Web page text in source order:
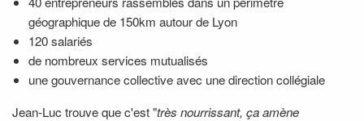
géographique de 150km autour de Lyon
120 salariés
de nombreux services mutualisés
une gouvernance collective avec une direction collégiale
Jean-Luc trouve que c'est "très nourrissant, ça amène